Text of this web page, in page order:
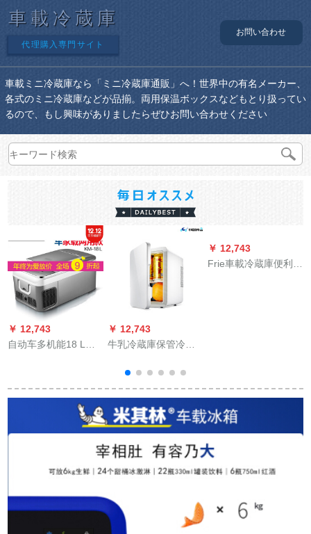
車載冷蔵庫
代理購入専門サイト
お問い合わせ
車載ミニ冷蔵庫なら「ミニ冷蔵庫通販」へ！世界中の有名メーカー、
各式のミニ冷蔵庫などが品揃。両用保温ボックスなどもとり扱ってい
るので、もし興味がありましたらぜひお問い合わせください
￥ 12,743
自动车多机能18 L车
度屋外旅行総裁距离
便利小型冷蔵库実用
自动车用品18リット
自动车2车种
￥ 12,743
牛乳冷蔵庫保管冷蔵
冷蔵庫車載の小型シ
グル家庭用冷凍化粧
品学生寮の車はピン
ク色を兼用していま
す。
￥ 12,743
Frie車載冷蔵庫便利車